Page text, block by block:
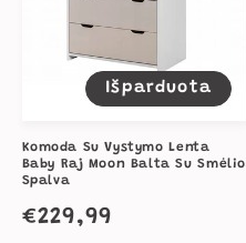
Išparduota
Komoda Su Vystymo Lenta
Baby Raj Moon Balta Su Smėlio
Spalva
Įprasta
€229,99